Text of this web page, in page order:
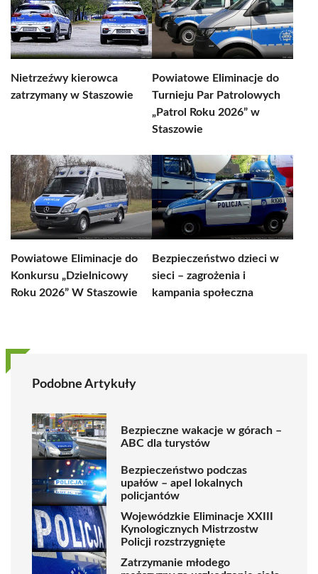
Nietrzeźwy kierowca
zatrzymany w Staszowie
Powiatowe Eliminacje do
Turnieju Par Patrolowych
„Patrol Roku 2026” w
Staszowie
Powiatowe Eliminacje do
Konkursu „Dzielnicowy
Roku 2026” W Staszowie
Bezpieczeństwo dzieci w
sieci – zagrożenia i
kampania społeczna
Podobne Artykuły
Bezpieczne wakacje w górach –
ABC dla turystów
Bezpieczeństwo podczas
upałów – apel lokalnych
policjantów
Wojewódzkie Eliminacje XXIII
Kynologicznych Mistrzostw
Policji rozstrzygnięte
Zatrzymanie młodego